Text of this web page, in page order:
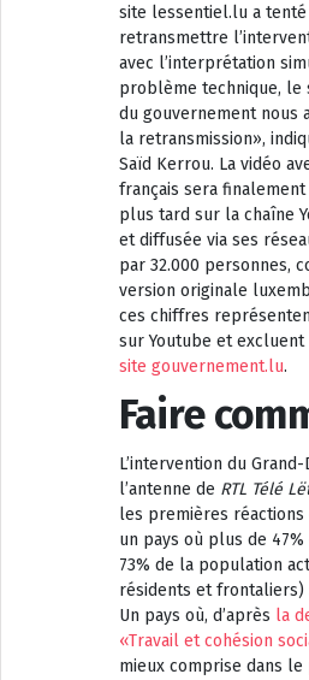
site lessentiel.lu a
retransmettre
avec l’interprétation
problème technique, le
du gouvernement nous
la retransmission»,
Saïd Kerrou. La vidéo
français sera
plus tard sur la chaîne
et diffusée via ses
par 32.000 personnes,
version originale
ces chiffres
sur Youtube et
site gouvernement.lu.
Faire
L’intervention du
l’antenne de RTL Télé
les premières réactions
un pays où plus de
73% de la population
résidents et frontaliers)
Un pays où, d’après la
«Travail et cohésion
mieux comprise dans